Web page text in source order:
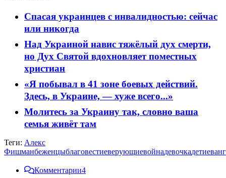
Спасая украинцев с инвалидностью: сейчас
или никогда
Над Украиной навис тяжёлый дух смерти,
но Дух Святой вдохновляет поместных
христиан
«Я побывал в 41 зоне боевых действий.
Здесь, в Украине, — хуже всего...»
Молитесь за Украину так, словно ваша
семья живёт там
Теги: Алекс
Фишманбеженцыблаговестиеверующиевойнадевочкадети
Комментарии4